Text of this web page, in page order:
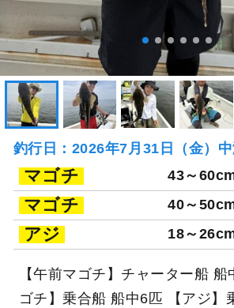
釣行日：2026年7月31日（金）中
マゴチ 43～
マゴチ 40～
アジ 18～
【午前マゴチ】チャーター船
ゴチ】乗合船 船中6匹 【アジ】